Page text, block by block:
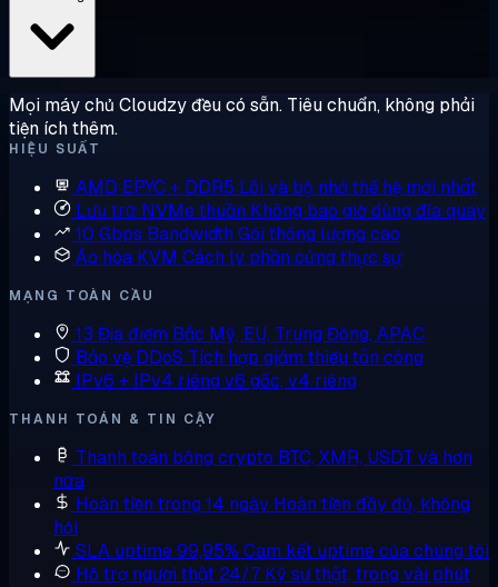
Mọi máy chủ Cloudzy đều có sẵn. Tiêu chuẩn, không phải
tiện ích thêm.
HIỆU SUẤT
AMD EPYC + DDR5 Lõi và bộ nhớ thế hệ mới nhất
Lưu trữ NVMe thuần Không bao giờ dùng đĩa quay
10 Gbps Bandwidth Gói thông lượng cao
Ảo hóa KVM Cách ly phần cứng thực sự
MẠNG TOÀN CẦU
13 Địa điểm Bắc Mỹ, EU, Trung Đông, APAC
Bảo vệ DDoS Tích hợp giảm thiểu tấn công
IPv6 + IPv4 riêng v6 gốc, v4 riêng
THANH TOÁN & TIN CẬY
Thanh toán bằng crypto BTC, XMR, USDT và hơn
nữa
Hoàn tiền trong 14 ngày Hoàn tiền đầy đủ, không
hỏi
SLA uptime 99,95% Cam kết uptime của chúng tôi
Hỗ trợ người thật 24/7 Kỹ sư thật, trong vài phút